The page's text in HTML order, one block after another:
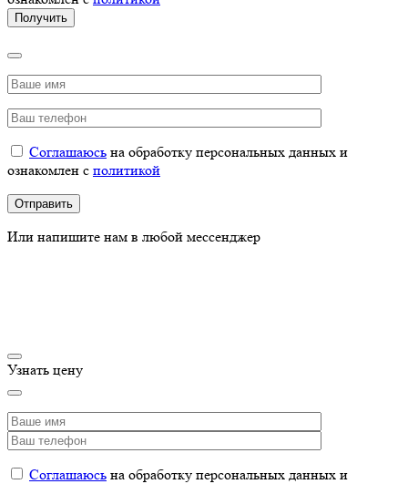
Соглашаюсь на обработку персональных данных и
ознакомлен с политикой
Или напишите нам в любой мессенджер
Узнать цену
Соглашаюсь на обработку персональных данных и